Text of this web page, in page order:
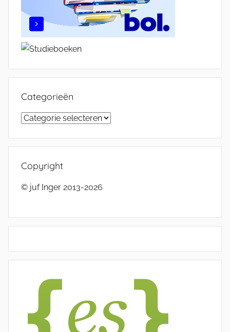
Categorieën
Categorieën
Copyright
© juf Inger 2013-2026